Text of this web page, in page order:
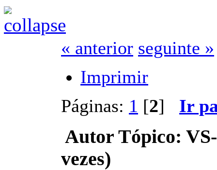
« anterior seguinte »
Imprimir
Páginas: 1 [2] Ir
Autor Tópico:
vezes)